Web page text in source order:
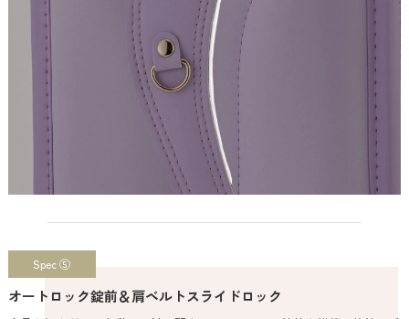
Spec ⑤
オートロック錠前＆肩ベルトスライドロック